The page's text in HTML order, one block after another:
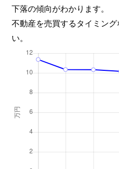
下落の傾向がわかります。
不動産を売買するタイミン
い。